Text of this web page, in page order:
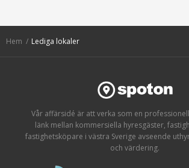
Hem Lediga lokaler
Vår affärsidé är att verka som en
länk mellan kommersiella hyresgäster,
fastighetsköpare i västra Sverige avseende
och värdering.